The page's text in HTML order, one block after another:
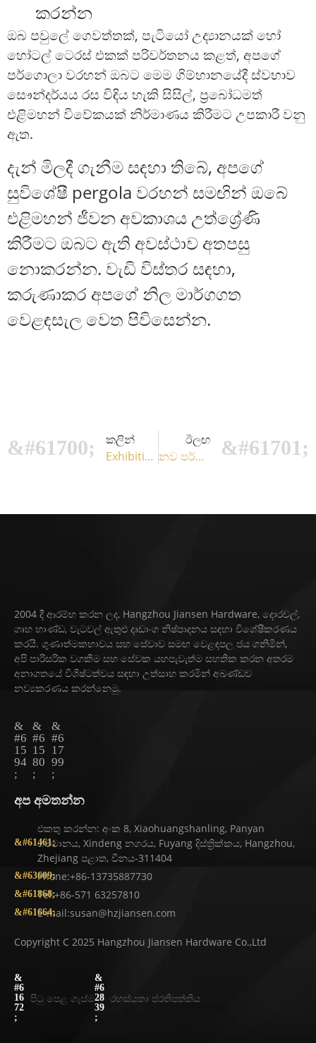
කරන්න
ඔබ පවුලේ ගෙවත්තක්, පැටියෝ උද්‍යානයක් හෝ
හෝටල් ටෙරස් එකක් පරිවර්තනය කළත්, අපගේ
පර්ගොලා වරහන් ඔබට මෙම ගිම්හානයේදී ස්වභාව
සෞන්දර්යය රස විඳිය හැකි සිසිල්, ප්‍රබෝධමත්
එළිමහන් විවේකයක් නිර්මාණය කිරීමට උපකාරී වනු
ඇත.
දැන් මිලදී ගැනීම සඳහා තිබේ, අපගේ
සුවිශේෂී pergola වරහන් සමඟින් ඔබේ
එළිමහන් ජීවන අවකාශය උත්ශ්‍රේණි
කිරීමට ඔබට ඇති අවස්ථාව අතපසු
නොකරන්න. වැඩි විස්තර සඳහා,
කරුණාකර අපගේ නිල මාර්ගගත
වෙළඳසැල වෙත පිවිසෙන්න.
කලින්
Exhibition 1
ඊලඟ
නව පර්ගොලා වරහන: ඔබේ එළිමහන් ජීවිතය සඳහා ස්ථායීතා පරීක්ෂණය
2004 දී ආරම්භ කරන ලද, Hangzhou Jiansen Hardware, දොරවල්,
ගෘහ භාණ්ඩ, වැටවල් ඇතුළු දෘඩාංග නිෂ්පාදනය සඳහා විශේෂීකරණය
කරයි. ගුණාත්මකභාවය සහ සේවාව සමඟ වෙළඳපල ජය ගනිමින්,
අපි පාරිසරික වගකීම සහ සේවක යහපැවැත්ම සහතික කරන අතරම
අනාගතයේ විශිෂ්ටත්වය සඳහා උත්සාහ කරමින් අඛණ්ඩව
නව්‍යකරණය කරන්නෙමු.
අප අමතන්න
එකතු කරන්න: අංක 8, Xiaohuangshanling, Panyan
ගම්මානය, Xindeng නගරය, Fuyang දිස්ත්‍රික්කය, Hangzhou,
Zhejiang පළාත, චීනය-311404
Phone:+86-13735887730
Tel:+86-571 63257810
E-mail:susan@hzjiansen.com
Copyright C 2025 Hangzhou Jiansen Hardware Co.,Ltd
පිටු පෙළ ගැස්ම රහස්යතා ප්රතිපත්තිය